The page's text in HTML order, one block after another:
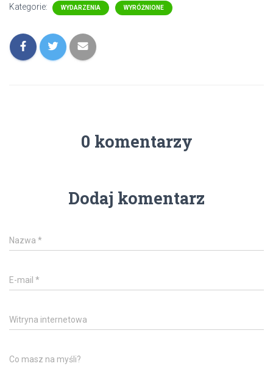
Kategorie: WYDARZENIA WYRÓŻNIONE
0 komentarzy
Dodaj komentarz
Nazwa *
E-mail *
Witryna internetowa
Co masz na myśli?